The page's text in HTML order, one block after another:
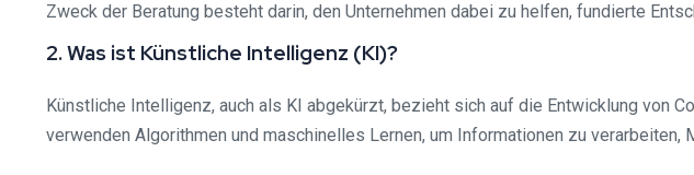
Zweck der Beratung besteht darin, den Unternehmen dabei zu helfen, fundierte
2. Was ist Künstliche Intelligenz (KI)?
Künstliche Intelligenz, auch als KI abgekürzt, bezieht sich auf die Entwicklung von
verwenden Algorithmen und maschinelles Lernen, um Informationen zu verarbeiten,